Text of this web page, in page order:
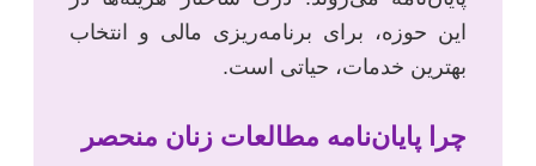
این حوزه، برای برنامه‌ریزی مالی و انتخاب
بهترین خدمات، حیاتی است.
چرا پایان‌نامه مطالعات زنان منحصر